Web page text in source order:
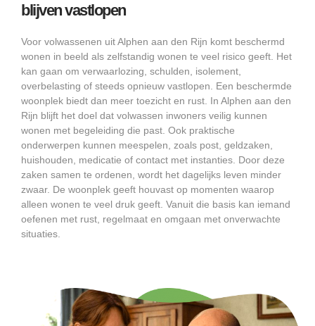
blijven vastlopen
Voor volwassenen uit Alphen aan den Rijn komt beschermd
wonen in beeld als zelfstandig wonen te veel risico geeft. Het
kan gaan om verwaarlozing, schulden, isolement,
overbelasting of steeds opnieuw vastlopen. Een beschermde
woonplek biedt dan meer toezicht en rust. In Alphen aan den
Rijn blijft het doel dat volwassen inwoners veilig kunnen
wonen met begeleiding die past. Ook praktische
onderwerpen kunnen meespelen, zoals post, geldzaken,
huishouden, medicatie of contact met instanties. Door deze
zaken samen te ordenen, wordt het dagelijks leven minder
zwaar. De woonplek geeft houvast op momenten waarop
alleen wonen te veel druk geeft. Vanuit die basis kan iemand
oefenen met rust, regelmaat en omgaan met onverwachte
situaties.